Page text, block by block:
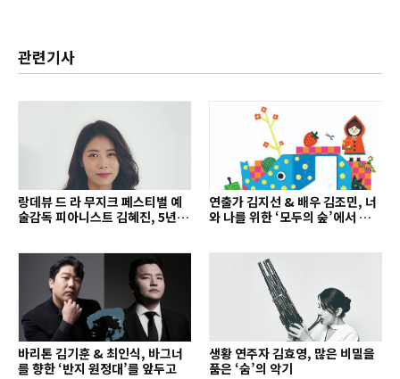
관련기사
랑데뷰 드 라 무지크 페스티벌 예
술감독 피아니스트 김혜진, 5년간
연출가 김지선 & 배우 김조민, 너
와 나를 위한 ‘모두의 숲’에서 만나
바리톤 김기훈 & 최인식, 바그너
를 향한 ‘반지 원정대’를 앞두고
생황 연주자 김효영, 많은 비밀을
품은 ‘숨’의 악기